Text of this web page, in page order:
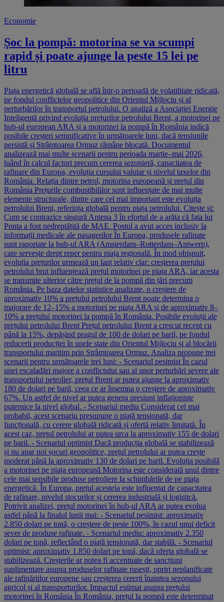
Economie
Șoc la pompă: motorina se va scumpi
rapid și poate ajunge la peste 15 lei pe
litru
Piața energetică globală se află într-o perioadă de volatilitate ridicată,
pe fondul conflictelor geopolitice din Orientul Mijlociu și al
perturbărilor în transportul petrolului. O analiză a Asociației Energie
Inteligentă privind evoluția prețurilor petrolului Brent, a motorinei pe
hub-ul european ARA și a motorinei la pompă în România indică
posibile creșteri semnificative în următoarele luni, dacă tensiunile
persistă și Strâmtoarea Ormuz rămâne blocată. Documentul
analizează mai multe scenarii pentru perioada martie–mai 2026,
luând în calcul factori precum cererea sezonieră, capacitatea de
rafinare din Europa, evoluția cursului valutar și nivelul taxelor din
România. Relația dintre petrol, motorina europeană și prețul din
România Prețurile combustibililor sunt influențate de mai multe
elemente structurale, dintre care cel mai important este evoluția
petrolului Brent, referința globală pentru piața petrolului. Citește și:
Cum se contrazice singură Antena 3 în efortul de a arăta că fata lui
Ponta a fost nedreptățită de MAE. Postul a avut acces inclusiv la
informații medicale ale pasagerilor În Europa, produsele rafinate
sunt raportate la hub-ul ARA (Amsterdam–Rotterdam–Antwerp),
care servește drept reper pentru piața regională. În mod obișnuit,
evoluția prețurilor urmează un lanț relativ clar: creșterea prețului
petrolului brut influențează prețul motorinei pe piața ARA, iar acesta
se transmite ulterior către prețul de la pompă din țări precum
România. Pe baza datelor statistice analizate, o creștere de
aproximativ 10% a prețului petrolului Brent poate determina o
majorare de 12–15% a motorinei pe piața ARA și de aproximativ 8–
10% a prețului motorinei la pompă în România. Posibile evoluții ale
prețului petrolului Brent Prețul petrolului Brent a crescut recent cu
până la 15%, depășind pragul de 100 de dolari pe baril, pe fondul
reducerii producției în unele state din Orientul Mijlociu și al blocării
transportului maritim prin Strâmtoarea Ormuz. Analiza propune trei
scenarii pentru următoarele trei luni: - Scenariul pesimist În cazul
unei escaladări majore a conflictului sau al unor perturbări severe ale
transportului petrolier, prețul Brent ar putea ajunge la aproximativ
180 de dolari pe baril, ceea ce ar însemna o creștere de aproximativ
67%. Un astfel de nivel ar putea genera presiuni inflaționiste
puternice la nivel global. - Scenariul mediu Considerat cel mai
probabil, acest scenariu presupune o piață tensionată, dar
funcțională, cu cerere globală ridicată și ofertă relativ limitată. În
acest caz, prețul petrolului ar putea urca la aproximativ 155 de dolari
pe baril. - Scenariul optimist Dacă producția globală se stabilizează
și nu apar noi șocuri geopolitice, prețul petrolului ar putea crește
moderat până la aproximativ 130 de dolari pe baril. Evoluția posibilă
a motorinei pe piața europeană Motorina este considerată unul dintre
cele mai sensibile produse petroliere la schimbările de pe piața
energetică. În Europa, prețul acesteia este influențat de capacitatea
de rafinare, nivelul stocurilor și cererea industrială și logistică.
Potrivit analizei, prețul motorinei în hub-ul ARA ar putea evolua
astfel până la finalul lunii mai: - Scenariul pesimist: aproximativ
2.850 dolari pe tonă, o creștere de peste 100%, în cazul unui deficit
sever de produse rafinate. - Scenariul mediu: aproximativ 2.350
dolari pe tonă, reflectând o piață tensionată, dar stabilă. - Scenariul
optimist: aproximativ 1.850 dolari pe tonă, dacă oferta globală se
stabilizează. Creșterile ar putea fi accentuate de sancțiuni
suplimentare asupra produselor rafinate rusești, opriri neplanificate
ale rafinăriilor europene sau creșterea cererii înaintea sezonului
agricol și al transporturilor. Impactul estimat asupra prețului
motorinei în România În România, prețul la pompă este determinat